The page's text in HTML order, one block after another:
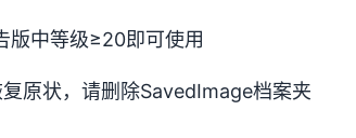
版中等级≥20即可使用
原状，请删除SavedImage档案夹